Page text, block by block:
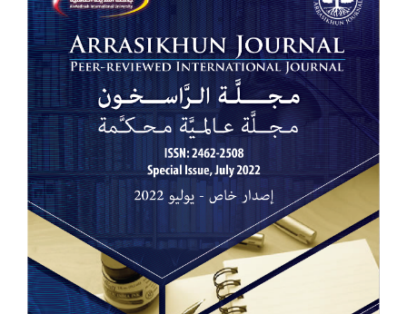
الجانبي
للمقالة